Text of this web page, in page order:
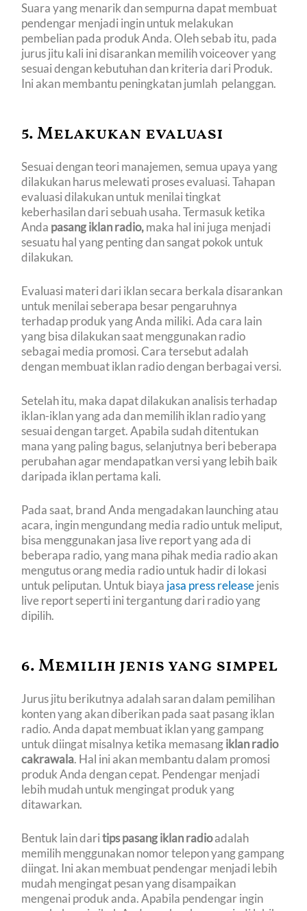
Suara yang menarik dan sempurna dapat membuat
pendengar menjadi ingin untuk melakukan
pembelian pada produk Anda. Oleh sebab itu, pada
jurus jitu kali ini disarankan memilih voiceover yang
sesuai dengan kebutuhan dan kriteria dari Produk.
Ini akan membantu peningkatan jumlah pelanggan.
5. Melakukan evaluasi
Sesuai dengan teori manajemen, semua upaya yang
dilakukan harus melewati proses evaluasi. Tahapan
evaluasi dilakukan untuk menilai tingkat
keberhasilan dari sebuah usaha. Termasuk ketika
Anda pasang iklan radio,maka hal ini juga menjadi
sesuatu hal yang penting dan sangat pokok untuk
dilakukan.
Evaluasi materi dari iklan secara berkala disarankan
untuk menilai seberapa besar pengaruhnya
terhadap produk yang Anda miliki. Ada cara lain
yang bisa dilakukan saat menggunakan radio
sebagai media promosi. Cara tersebut adalah
dengan membuat iklan radio dengan berbagai versi.
Setelah itu, maka dapat dilakukan analisis terhadap
iklan-iklan yang ada dan memilih iklan radio yang
sesuai dengan target. Apabila sudah ditentukan
mana yang paling bagus, selanjutnya beri beberapa
perubahan agar mendapatkan versi yang lebih baik
daripada iklan pertama kali.
Pada saat, brand Anda mengadakan launching atau
acara, ingin mengundang media radio untuk meliput,
bisa menggunakan jasa live report yang ada di
beberapa radio, yang mana pihak media radio akan
mengutus orang media radio untuk hadir di lokasi
untuk peliputan. Untuk biaya jasa press releasejenis
live report seperti ini tergantung dari radio yang
dipilih.
6. Memilih jenis yang simpel
Jurus jitu berikutnya adalah saran dalam pemilihan
konten yang akan diberikan pada saat pasang iklan
radio. Anda dapat membuat iklan yang gampang
untuk diingat misalnya ketika memasangiklan radio
cakrawala. Hal ini akan membantu dalam promosi
produk Anda dengan cepat. Pendengar menjadi
lebih mudah untuk mengingat produk yang
ditawarkan.
Bentuk lain daritips pasang iklan radioadalah
memilih menggunakan nomor telepon yang gampang
diingat. Ini akan membuat pendengar menjadi lebih
mudah mengingat pesan yang disampaikan
mengenai produk anda. Apabila pendengar ingin